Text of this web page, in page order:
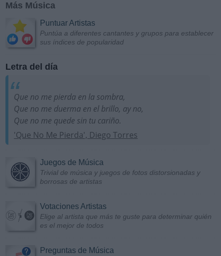
Más Música
Puntuar Artistas
Puntúa a diferentes cantantes y grupos para establecer
sus índices de popularidad
Letra del día
Que no me pierda en la sombra,
Que no me duerma en el brillo, ay no,
Que no me quede sin tu cariño.
'Que No Me Pierda', Diego Torres
Juegos de Música
Trivial de música y juegos de fotos distorsionadas y
borrosas de artistas
Votaciones Artistas
Elige al artista que más te guste para determinar quién
es el mejor de todos
Preguntas de Música